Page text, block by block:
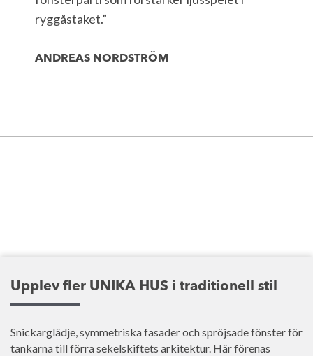
ryggåstaket.”
ANDREAS NORDSTRÖM
Upplev fler UNIKA HUS i traditionell stil
Snickarglädje, symmetriska fasader och spröjsade fönster för
tankarna till förra sekelskiftets arkitektur. Här förenas